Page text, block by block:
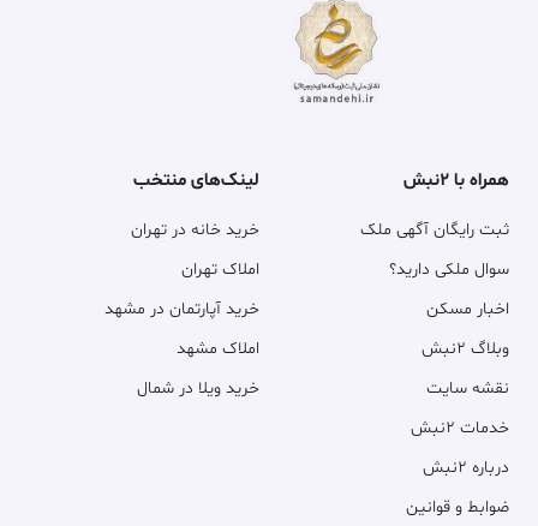
همراه با ۲نبش
ثبت رایگان آگهی ملک
سوال ملکی دارید؟
اخبار مسکن
وبلاگ ۲نبش
نقشه سایت
خدمات ۲نبش
درباره ۲نبش
ضوابط و قوانین
لینک‌های منتخب
خرید خانه در تهران
املاک تهران
خرید آپارتمان در مشهد
املاک مشهد
خرید ویلا در شمال